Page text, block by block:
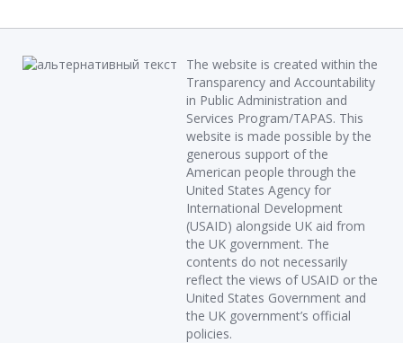
The website is created within the
Transparency and Accountability
in Public Administration and
Services Program/TAPAS. This
website is made possible by the
generous support of the
American people through the
United States Agency for
International Development
(USAID) alongside UK aid from
the UK government. The
contents do not necessarily
reflect the views of USAID or the
United States Government and
the UK government’s official
policies.